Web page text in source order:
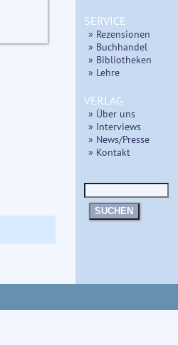
SERVICE
» Rezensionen
» Buchhandel
» Bibliotheken
» Lehre
VERLAG
» Über uns
» Interviews
» News/Presse
» Kontakt
SUCHEN